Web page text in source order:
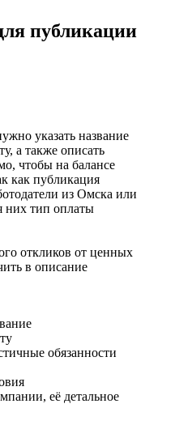
публикации
указать название
а также описать
чтобы на балансе
как публикация
из Омска или
них тип оплаты
откликов от ценных
в описание
обязанности
её детальное